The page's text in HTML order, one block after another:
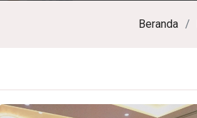
Beranda